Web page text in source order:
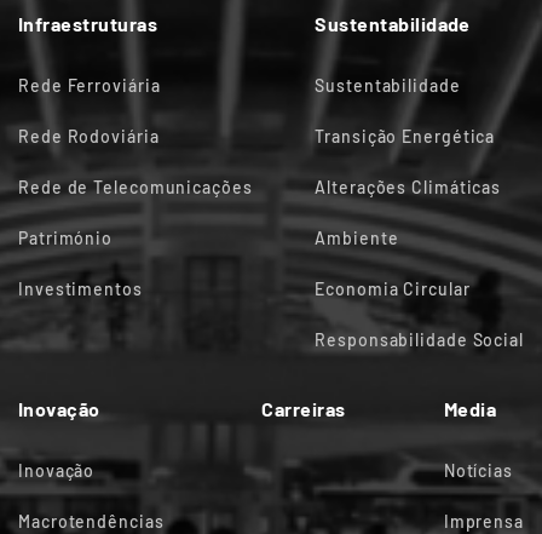
Infraestruturas
Rede Ferroviária
Rede Rodoviária
Rede de Telecomunicações
Património
Investimentos
Sustentabilidade
Sustentabilidade
Transição Energética
Alterações Climáticas
Ambiente
Economia Circular
Responsabilidade Social
Inovação
Inovação
Macrotendências
Carreiras Media
Notícias
Imprensa